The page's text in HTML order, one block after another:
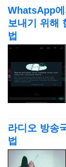
WhatsApp
보내기 위해
법
라디오 방송
법